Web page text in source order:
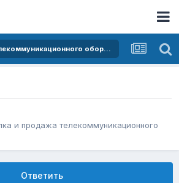
Покупка и продажа телекоммуникационного оборудования
и продажа телекоммуникационного
Ответить